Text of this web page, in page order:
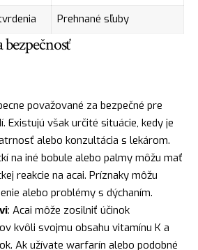
Prehnané sľuby
považované za bezpečné pre
Existujú však určité situácie, kedy je
alebo konzultácia s lekárom.
na iné bobule alebo palmy môžu mať
reakcie na acai. Príznaky môžu
alebo problémy s dýchaním.
: Acai môže zosilniť účinok
kvôli svojmu obsahu vitamínu K a
Ak užívate warfarín alebo podobné